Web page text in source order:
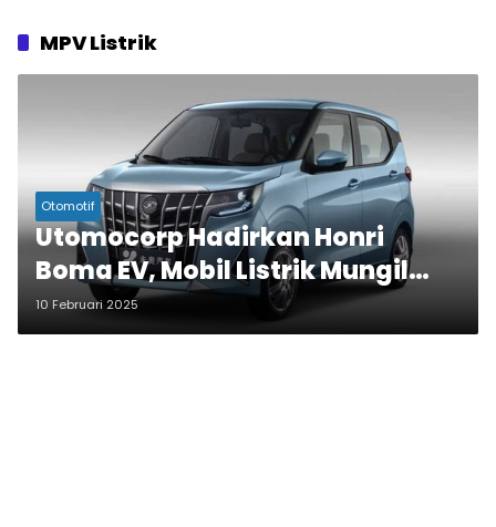
MPV Listrik
Otomotif
Utomocorp Hadirkan Honri
Boma EV, Mobil Listrik Mungil
Bergaya Alphard di IIMS 2025
10 Februari 2025